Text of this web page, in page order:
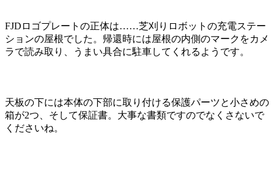
FJDロゴプレートの正体は……芝刈りロボットの充電ステー
ションの屋根でした。帰還時には屋根の内側のマークをカメ
ラで読み取り、うまい具合に駐車してくれるようです。
天板の下には本体の下部に取り付ける保護パーツと小さめの
箱が2つ、そして保証書。大事な書類ですのでなくさないで
くださいね。